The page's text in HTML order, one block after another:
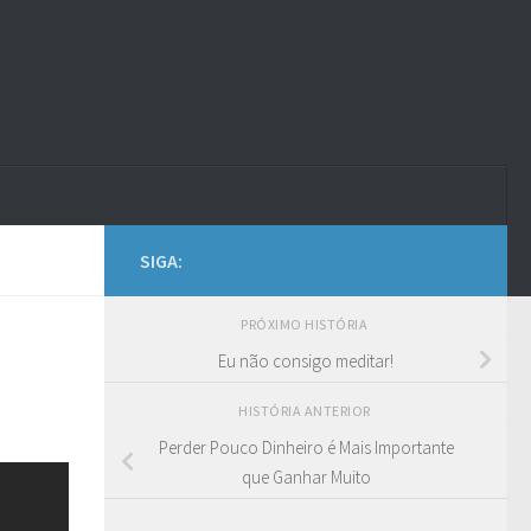
SIGA:
PRÓXIMO HISTÓRIA
Eu não consigo meditar!
HISTÓRIA ANTERIOR
Perder Pouco Dinheiro é Mais Importante
que Ganhar Muito